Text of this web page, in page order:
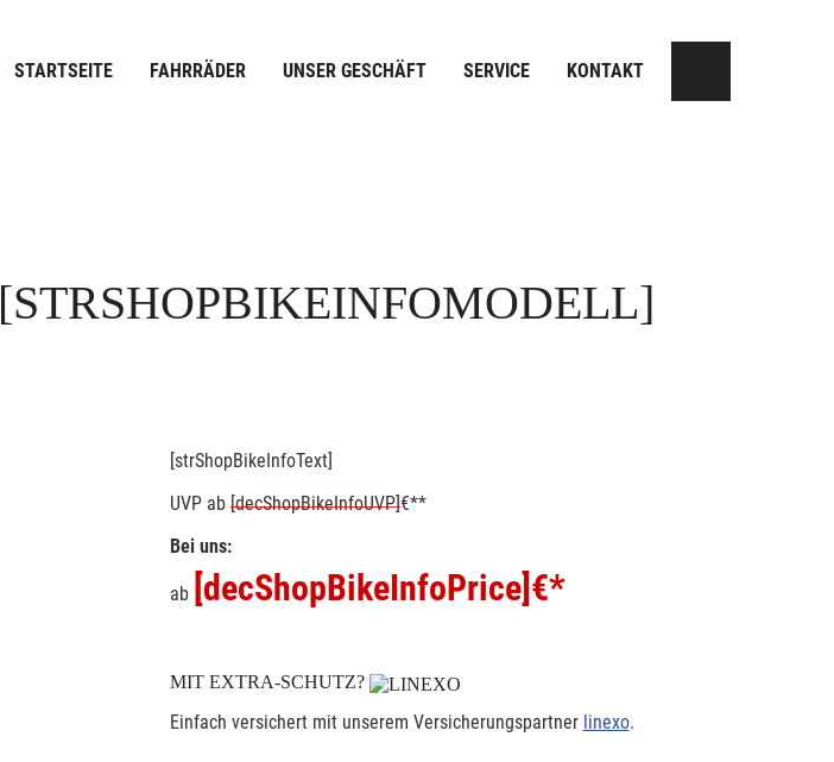
STARTSEITE FAHRRÄDER UNSER GESCHÄFT SERVICE KONTAKT
[STRSHOPBIKEINFOMODELL]
[strShopBikeInfoText]
UVP ab [decShopBikeInfoUVP]€**
Bei uns:
ab [decShopBikeInfoPrice] €*
MIT EXTRA-SCHUTZ?
Einfach versichert mit unserem Versicherungspartner linexo.